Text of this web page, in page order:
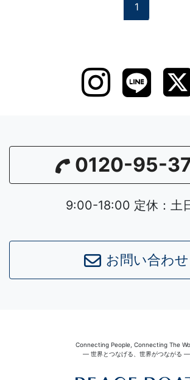
1
0120-95-
9:00-18:00 定休：土
お問い合わせ
Connecting People, Connecting The
― 世界とつなげる、世界がつながる ―